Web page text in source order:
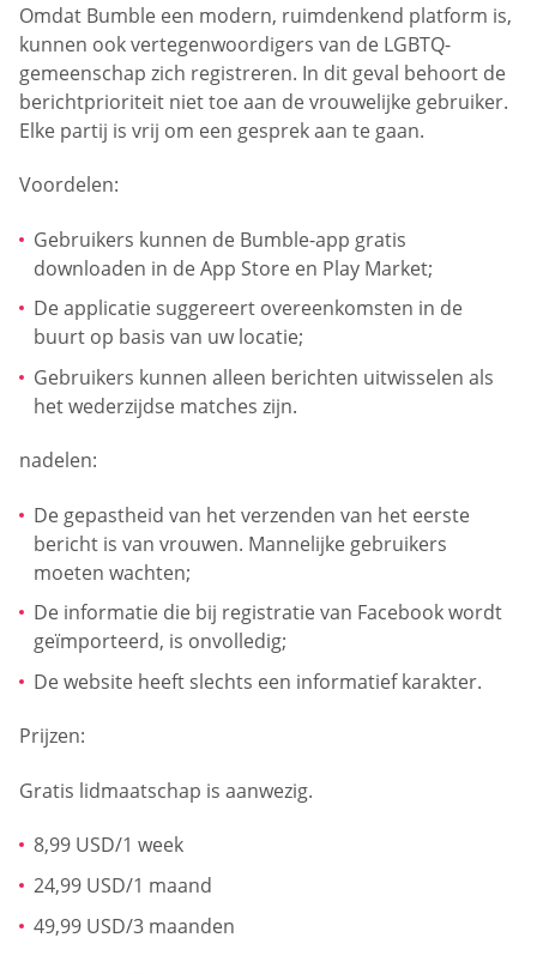
Omdat Bumble een modern, ruimdenkend platform is,
kunnen ook vertegenwoordigers van de LGBTQ-
gemeenschap zich registreren. In dit geval behoort de
berichtprioriteit niet toe aan de vrouwelijke gebruiker.
Elke partij is vrij om een gesprek aan te gaan.
Voordelen:
Gebruikers kunnen de Bumble-app gratis
downloaden in de App Store en Play Market;
De applicatie suggereert overeenkomsten in de
buurt op basis van uw locatie;
Gebruikers kunnen alleen berichten uitwisselen als
het wederzijdse matches zijn.
nadelen:
De gepastheid van het verzenden van het eerste
bericht is van vrouwen. Mannelijke gebruikers
moeten wachten;
De informatie die bij registratie van Facebook wordt
geïmporteerd, is onvolledig;
De website heeft slechts een informatief karakter.
Prijzen:
Gratis lidmaatschap is aanwezig.
8,99 USD/1 week
24,99 USD/1 maand
49,99 USD/3 maanden